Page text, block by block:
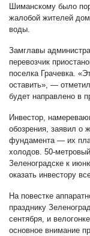
Шиманскому было
жалобой жителей
воды.
Замглавы
перевозчик
поселка Грачевка.
оставить», —
будет направлено в
Инвестор,
обозрения, заявил о
фундамента — их
холодов. 50-
Зеленоградске к
оказать инвестору
На повестке
празднику
сентября, и
основное внимание